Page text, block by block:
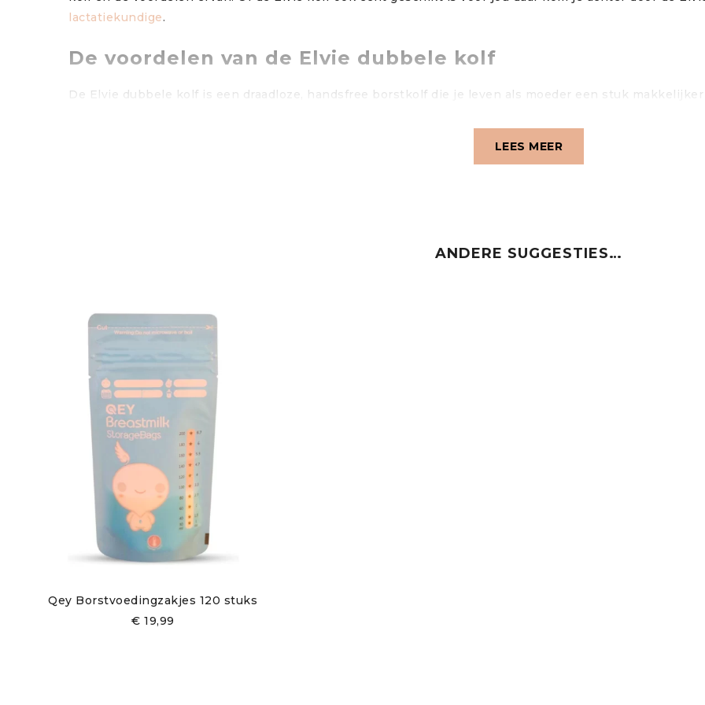
lactatiekundige.
De voordelen van de Elvie dubbele kolf
De Elvie dubbele kolf is een draadloze, handsfree borstkolf die je leven als moeder een stuk
Maar het grootste voordeel van de Elvie dubbele kolf is misschien wel de mogelijkheid om handsfree
Hoe werk de Elvie kolf?
De Elvie kolf dubbel bestaat uit twee afzonderlijke kolfeenheden die je in je beha kunt plaatsen. Elke
zich perfect aanpast aan de vorm van je borst, waardoor het kolven comfortabel en pijnloos is. De kolf
betekent dat er geen melk in de slang of motor terechtkomt. Dit maakt het reinigen van de kolf een
Om te beginnen met kolven, plaats je eenvoudig de kolfeenheden in je beha en zet je het apparaat
stimulatiemodus, die helpt om de melkproductie op gang te brengen. Zodra de melk begint te stromen,
expressiemodus. Je kunt de zuigkracht en het ritme van de kolf aanpassen met behulp van de app of
De Elvie kolf app: houd je melkproductie bij
Een van de unieke kenmerken van de Elvie kolf is de bijbehorende app, die beschikbaar is voor zowel
De app heeft ook een handige herinneringsfunctie, die je helpt om regelmatig te kolven en zo je
LEES MEER
ANDERE SUGGESTIES…
Qey Borstvoedingzakjes 120 stuks
€ 19,99